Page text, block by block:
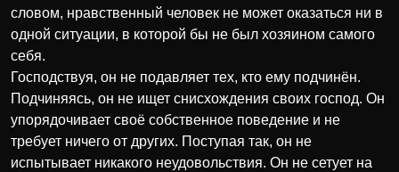
словом, нравственный человек не может оказаться ни в
одной ситуации, в которой бы не был хозяином самого
себя.
Господствуя, он не подавляет тех, кто ему подчинён.
Подчиняясь, он не ищет снисхождения своих господ. Он
упорядочивает своё собственное поведение и не
требует ничего от других. Поступая так, он не
испытывает никакого неудовольствия. Он не сетует на